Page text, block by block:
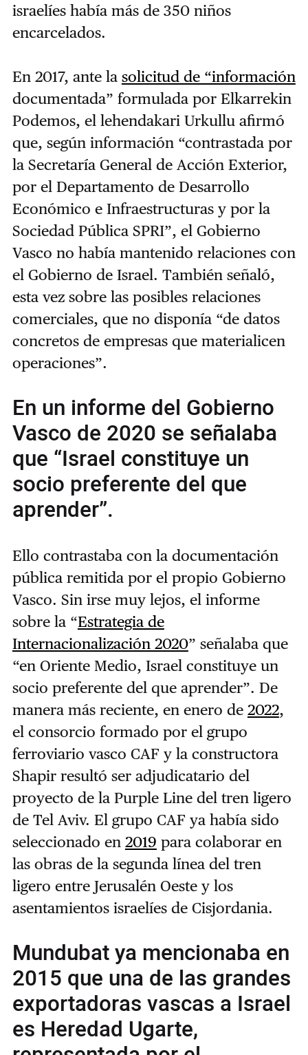
israelíes había más de 350 niños
encarcelados.
En 2017, ante la solicitud de “información
documentada” formulada por Elkarrekin
Podemos, el lehendakari Urkullu afirmó
que, según información “contrastada por
la Secretaría General de Acción Exterior,
por el Departamento de Desarrollo
Económico e Infraestructuras y por la
Sociedad Pública SPRI”, el Gobierno
Vasco no había mantenido relaciones con
el Gobierno de Israel. También señaló,
esta vez sobre las posibles relaciones
comerciales, que no disponía “de datos
concretos de empresas que materialicen
operaciones”.
En un informe del Gobierno
Vasco de 2020 se señalaba
que “Israel constituye un
socio preferente del que
aprender”.
Ello contrastaba con la documentación
pública remitida por el propio Gobierno
Vasco. Sin irse muy lejos, el informe
sobre la “Estrategia de
Internacionalización 2020” señalaba que
“en Oriente Medio, Israel constituye un
socio preferente del que aprender”. De
manera más reciente, en enero de 2022,
el consorcio formado por el grupo
ferroviario vasco CAF y la constructora
Shapir resultó ser adjudicatario del
proyecto de la Purple Line del tren ligero
de Tel Aviv. El grupo CAF ya había sido
seleccionado en 2019 para colaborar en
las obras de la segunda línea del tren
ligero entre Jerusalén Oeste y los
asentamientos israelíes de Cisjordania.
Mundubat ya mencionaba en
2015 que una de las grandes
exportadoras vascas a Israel
es Heredad Ugarte,